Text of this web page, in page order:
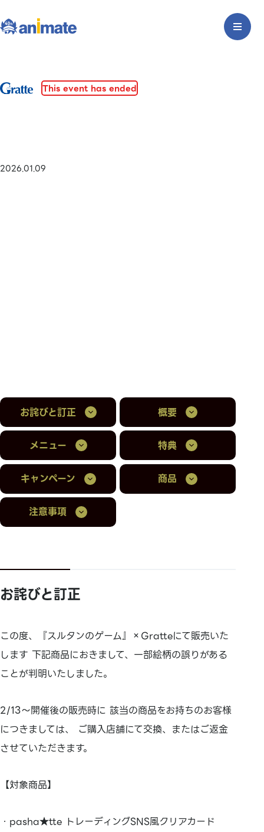
This event has ended
2026.01.09
お詫びと訂正 概要
メニュー 特典
キャンペーン 商品
注意事項
お詫びと訂正
この度、『スルタンのゲーム』×Gratteにて販売いた
します 下記商品におきまして、一部絵柄の誤りがある
ことが判明いたしました。
2/13～開催後の販売時に 該当の商品をお持ちのお客様
につきましては、 ご購入店舗にて交換、またはご返金
させていただきます。
【対象商品】
・pasha★tte トレーディングSNS風クリアカード